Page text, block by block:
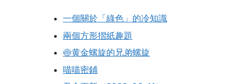
一個關於「綠色」的冷知識
兩個方形摺紙趣題
🍥黄金螺旋的兄弟螺旋
喵喵密鋪